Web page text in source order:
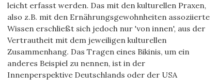
leicht erfasst werden. Das mit den kulturellen Praxen,
also z.B. mit den Ernährungsgewohnheiten assoziierte
Wissen erschließt sich jedoch nur 'von innen', aus der
Vertrautheit mit dem jeweiligen kulturellen
Zusammenhang. Das Tragen eines Bikinis, um ein
anderes Beispiel zu nennen, ist in der
Innenperspektive Deutschlands oder der USA